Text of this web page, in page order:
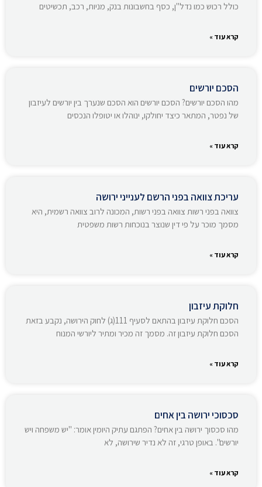
כולל רכוש כמו נדל"ן, כסף בחשבונות בנק, מניות, רכב, תכשיטים
קרא עוד »
הסכם יורשים
מהו הסכם יורשים? הסכם יורשים הוא הסכם שנערך בין יורשים לעיזבון
של נפטר, המתאר כיצד יחולקו, ינוהלו או יטופלו הנכסים
קרא עוד »
עריכת צוואה בפני הרשם לענייני ירושה
צוואה בפני רשות צוואה בפני רשות, המכונה לרוב צוואה רשמית, היא
מסמך מוכר על פי דין שנוצר בנוכחות רשות משפטית
קרא עוד »
חלוקת עיזבון
הסכם חלוקת עיזבון בהתאם לסעיף 111(ג) לחוק הירושה, נקבע בזאת
הסכם חלוקת עיזבון זה. מסמך זה מכיר ומתיר ליורשי המנוח
קרא עוד »
סכסוכי ירושה בין אחים
מהו סכסוך ירושה בין אחים? הפתגם עתיק היומין אומר: "יש משפחה ויש
יורשים". באופן טרגי, זה לא נדיר שירושה, לא
קרא עוד »